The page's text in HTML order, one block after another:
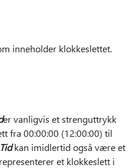
inneholder klokkeslettet.
er vanligvis et strenguttrykk
fra 00:00:00 (12:00:00) til
Tidkan imidlertid også være et
et klokkeslett i